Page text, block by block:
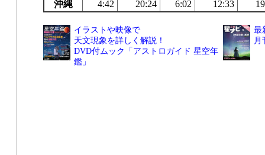
沖縄
4:42 20:24 6:02 12:33
イラストや映像で
天文現象を詳しく解説！
DVD付ムック「アストロガイド 星空年
鑑」
最
月